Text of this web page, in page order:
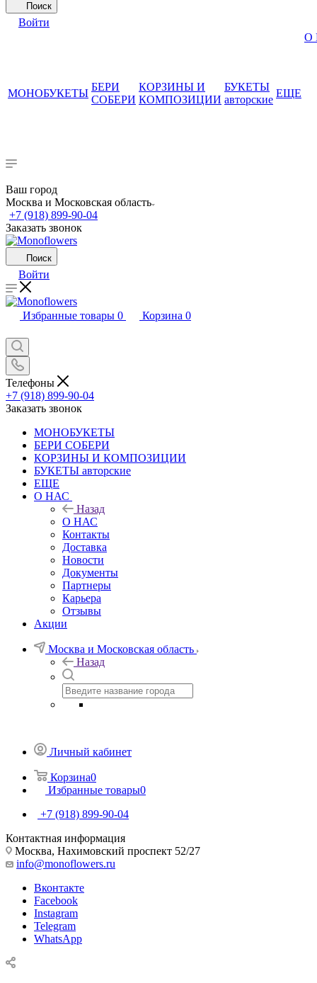
Поиск
Войти
МОНОБУКЕТЫ
БЕРИ
СОБЕРИ
КОРЗИНЫ И
КОМПОЗИЦИИ
БУКЕТЫ
авторские
ЕЩЕ
О
Ваш город
Москва и Московская область
+7 (918) 899-90-04
Заказать звонок
Поиск
Войти
Избранные товары 0 Корзина 0
Телефоны
+7 (918) 899-90-04
Заказать звонок
МОНОБУКЕТЫ
БЕРИ СОБЕРИ
КОРЗИНЫ И КОМПОЗИЦИИ
БУКЕТЫ авторские
ЕЩЕ
О НАС
Назад
О НАС
Контакты
Доставка
Новости
Документы
Партнеры
Карьера
Отзывы
Акции
Москва и Московская область
Назад
Личный кабинет
Корзина0
Избранные товары0
+7 (918) 899-90-04
Контактная информация
Москва, Нахимовский проспект 52/27
info@monoflowers.ru
Вконтакте
Facebook
Instagram
Telegram
WhatsApp